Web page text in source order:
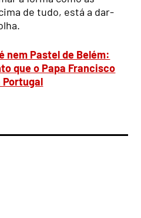
de tudo, está a dar-
nem Pastel de Belém:
que o Papa Francisco
Portugal